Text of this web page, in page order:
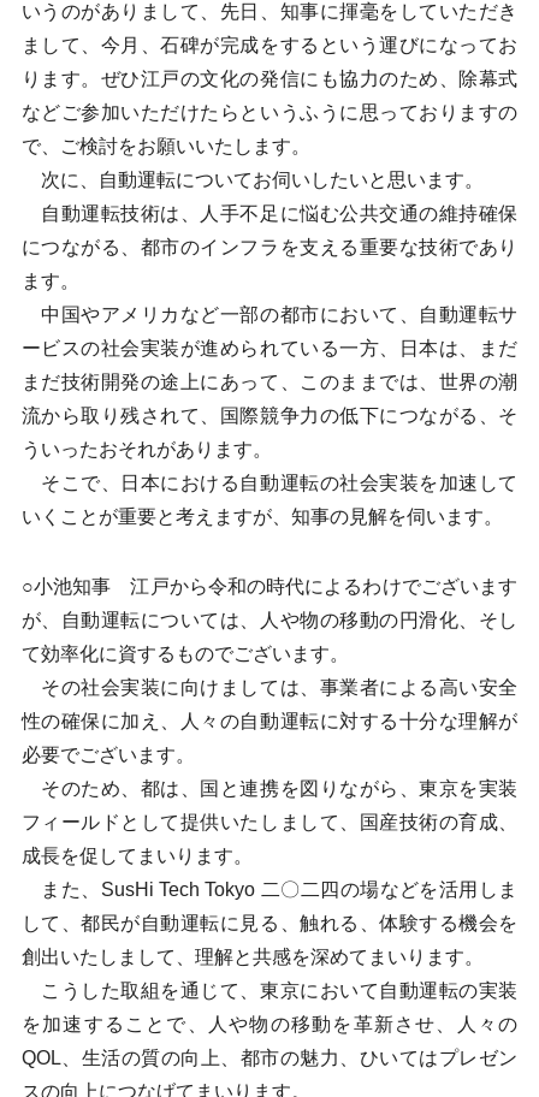
いうのがありまして、先日、知事に揮毫をしていただき
まして、今月、石碑が完成をするという運びになってお
ります。ぜひ江戸の文化の発信にも協力のため、除幕式
などご参加いただけたらというふうに思っておりますの
で、ご検討をお願いいたします。
次に、自動運転についてお伺いしたいと思います。
自動運転技術は、人手不足に悩む公共交通の維持確保
につながる、都市のインフラを支える重要な技術であり
ます。
中国やアメリカなど一部の都市において、自動運転サ
ービスの社会実装が進められている一方、日本は、まだ
まだ技術開発の途上にあって、このままでは、世界の潮
流から取り残されて、国際競争力の低下につながる、そ
ういったおそれがあります。
そこで、日本における自動運転の社会実装を加速して
いくことが重要と考えますが、知事の見解を伺います。
○小池知事 江戸から令和の時代によるわけでございます
が、自動運転については、人や物の移動の円滑化、そし
て効率化に資するものでございます。
その社会実装に向けましては、事業者による高い安全
性の確保に加え、人々の自動運転に対する十分な理解が
必要でございます。
そのため、都は、国と連携を図りながら、東京を実装
フィールドとして提供いたしまして、国産技術の育成、
成長を促してまいります。
また、SusHi Tech Tokyo 二〇二四の場などを活用しま
して、都民が自動運転に見る、触れる、体験する機会を
創出いたしまして、理解と共感を深めてまいります。
こうした取組を通じて、東京において自動運転の実装
を加速することで、人や物の移動を革新させ、人々の
QOL、生活の質の向上、都市の魅力、ひいてはプレゼン
スの向上につなげてまいります。